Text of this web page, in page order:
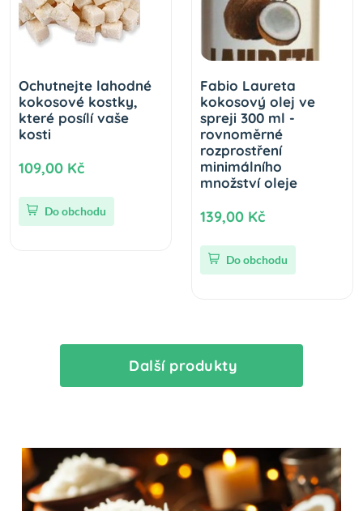
Ochutnejte lahodné
kokosové kostky,
které posílí vaše
kosti
109,00 Kč
Do obchodu
Fabio Laureta
kokosový olej ve
spreji 300 ml -
rovnoměrné
rozprostření
minimálního
množství oleje
139,00 Kč
Do obchodu
Další produkty